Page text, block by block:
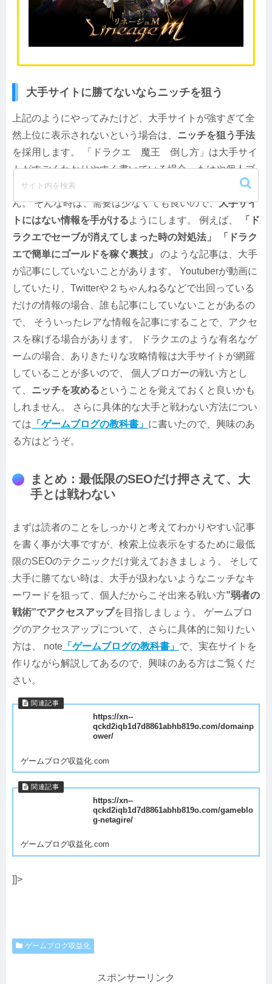
大手サイトに勝てないならニッチを狙う
上記のようにやってみたけど、大手サイトが強すぎて全
然上位に表示されないという場合は、 ニッチを狙う手法
を採用します。 「ドラクエ 魔王 倒し方」は大手サイ
トがすごくわかりやすく書いている場合、もはや個人ブ
ログでわかりやすく書いたところで勝ち目はありませ
ん。 そんな時は、需要は少なくても良いので、大手サイ
トにはない情報を手がけるようにします。 例えば、
「ド
ラクエでセーブが消えてしまった時の対処法」
「ドラク
エで簡単にゴールドを稼ぐ裏技」
のような記事は、大手
が記事にしていないことがあります。 Youtuberが動画に
していたり、Twitterや２ちゃんねるなどで出回っている
だけの情報の場合、誰も記事にしていないことがあるの
で、 そういったレアな情報を記事にすることで、アクセ
スを稼げる場合があります。 ドラクエのような有名なゲ
ームの場合、ありきたりな攻略情報は大手サイトが網羅
していることが多いので、 個人ブロガーの戦い方とし
て、 ニッチを攻めるということを覚えておくと良いかも
しれません。 さらに具体的な大手と戦わない方法につい
ては 「ゲームブログの教科書」 に書いたので、興味のあ
る方はどうぞ。
まとめ：最低限のSEOだけ押さえて、大
手とは戦わない
まずは読者のことをしっかりと考えてわかりやすい記事
を書く事が大事ですが、検索上位表示をするために最低
限のSEOのテクニックだけ覚えておきましょう。 そして
大手に勝てない時は、大手が扱わないようなニッチなキ
ーワードを狙って、個人だからこそ出来る戦い方”弱者の
戦術”でアクセスアップを目指しましょう。 ゲームブロ
グのアクセスアップについて、さらに具体的に知りたい
方は、 note 「ゲームブログの教科書」 で、実在サイトを
作りながら解説してあるので、興味のある方はご覧くだ
さい。
https://xn--
qckd2iqb1d7d8861abhb819o.com/domainp
ower/
ゲームブログ収益化.com
https://xn--
qckd2iqb1d7d8861abhb819o.com/gameblo
g-netagire/
ゲームブログ収益化.com
]]>
ゲームブログ収益化
スポンサーリンク